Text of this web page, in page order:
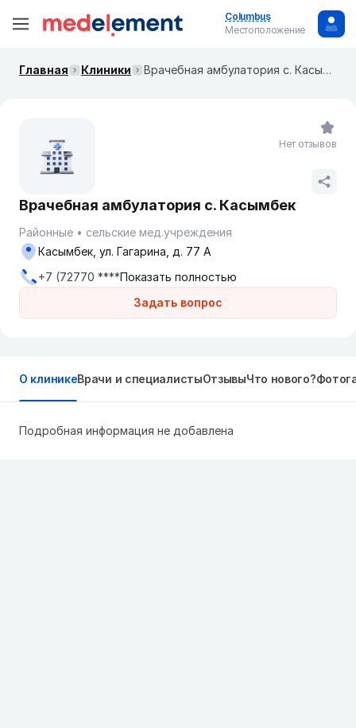
Columbus
Местоположение
Главная Клиники Врачебная амбулатория с. Касымбек
Врачебная амбулатория с. Касымбек
Районные сельские мед.учреждения
Задать вопрос
Касымбек, ул. Гагарина, д. 77 А
+7 (72770 ****Показать полностью
Нет отзывов
О клиникеВрачи и специалистыОтзывыЧто нового?
Подробная информация не добавлена